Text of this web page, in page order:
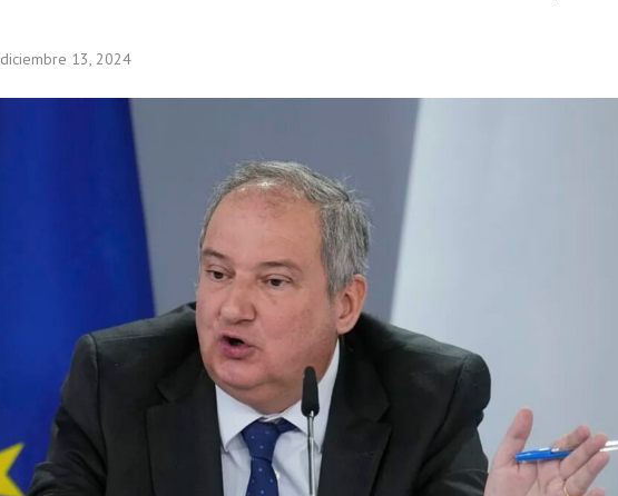
diciembre 13, 2024